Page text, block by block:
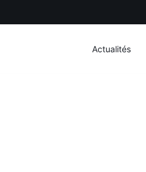
Actualités